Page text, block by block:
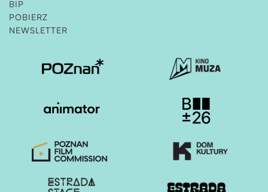
BIP
POBIERZ
NEWSLETTER
Otwiera stronę w nowej karcie Otwiera stronę w
Otwiera stronę w nowej karcie Otwiera stronę w
Otwiera stronę w nowej karcie Otwiera stronę w